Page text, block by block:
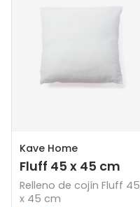
Kave Home
Fluff 45 x 45 cm
Relleno de cojín Fluff 45
x 45 cm